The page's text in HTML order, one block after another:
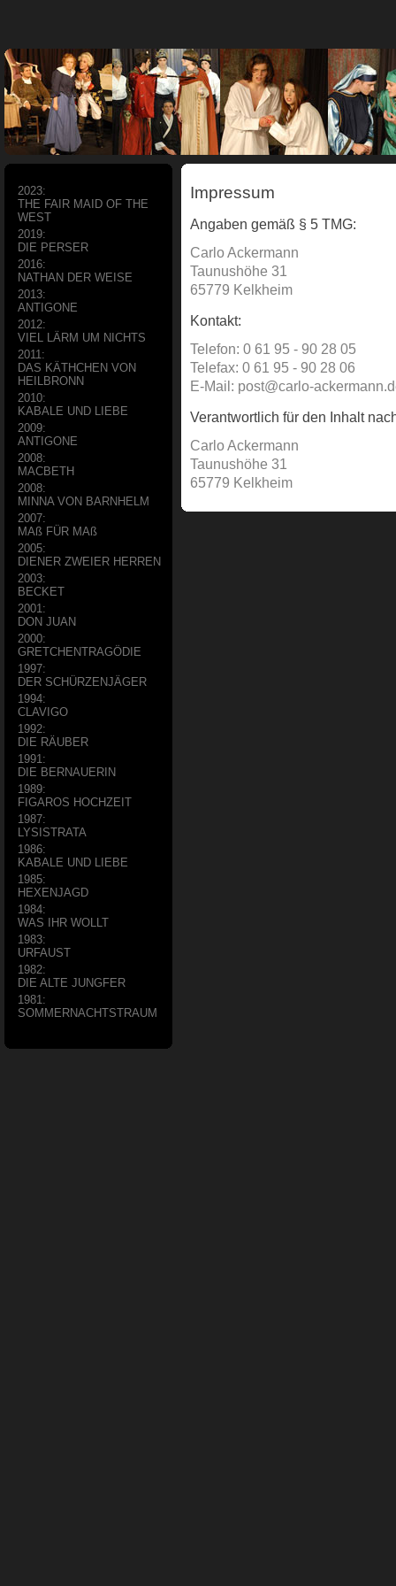
2023:
THE FAIR MAID OF THE
WEST
2019:
DIE PERSER
2016:
NATHAN DER WEISE
2013:
ANTIGONE
2012:
VIEL LÄRM UM NICHTS
2011:
DAS KÄTHCHEN VON
HEILBRONN
2010:
KABALE UND LIEBE
2009:
ANTIGONE
2008:
MACBETH
2008:
MINNA VON BARNHELM
2007:
MAß FÜR MAß
2005:
DIENER ZWEIER HERREN
2003:
BECKET
2001:
DON JUAN
2000:
GRETCHENTRAGÖDIE
1997:
DER SCHÜRZENJÄGER
1994:
CLAVIGO
1992:
DIE RÄUBER
1991:
DIE BERNAUERIN
1989:
FIGAROS HOCHZEIT
1987:
LYSISTRATA
1986:
KABALE UND LIEBE
1985:
HEXENJAGD
1984:
WAS IHR WOLLT
1983:
URFAUST
1982:
DIE ALTE JUNGFER
1981:
SOMMERNACHTSTRAUM
Impressum
Angaben gemäß § 5 TMG:
Carlo Ackermann
Taunushöhe 31
65779 Kelkheim
Kontakt:
Telefon: 0 61 95 - 90 28 05
Telefax: 0 61 95 - 90 28 06
E-Mail: post@carlo-
Verantwortlich für den Inhalt
Carlo Ackermann
Taunushöhe 31
65779 Kelkheim